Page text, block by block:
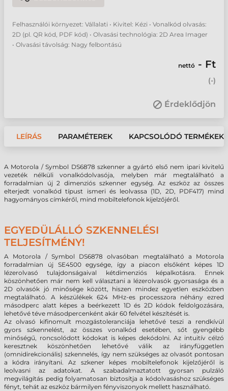
Felhasználói környezet: Vállalati • Kivitel: Kézi • Vonalkód olvasás:
2D (pl. QR kód, PDF kód) • Olvasási technológia: 2D Area Imager
• Olvasási távolság: Nagy felbontású
nettó - Ft
(-)
Érdeklődjön
LEÍRÁS PARAMÉTEREK KAPCSOLÓDÓ TERMÉKEK
A Motorola / Symbol DS6878 szkenner a gyártó első nem ipari kivitelű
vezeték nélküli vonalkódolvasója, melyben már megtalálható a
forradalmian új 2 dimenziós szkenner egység. Az eszköz az összes
elterjedt vonalkód típust ismeri és leolvassa (1D, 2D, PDF417) mind
hagyományos címkéről, mind mobiltelefonok kijelzőjéről.
EGYEDÜLÁLLÓ SZKENNELÉSI
TELJESÍTMÉNY!
A Motorola / Symbol DS6878 olvasóban megtalálható a Motorola
forradalmian új SE4500 egysége, így a piacon elsőként képes 1D
lézerolvasó tulajdonságaival kétdimenziós képalkotásra. Ennek
köszönhetően már nem kell választani a lézerolvasók gyorsasága és a
2D olvasók jó minősége között, hiszen mindez egyetlen eszközben
megtalálható. A készülékek 624 MHz-es processzora néhány ezred
másodperc alatt képes a beérkezett 1D és 2D kódok feldolgozására,
lehetővé téve másodpercenként akár 60 felvétel készítését is.
Az olvasó kifinomult mozgástoleranciája lehetővé teszi a rendkívül
gyors szkennelést, az összes vonalkód esetében, sőt gyengébb
minőségű, roncsolódott kódokat is képes dekódolni. Az intuitív célzó
keresztnek köszönhetően lehetővé válik az irányfüggetlen
(omnidirekcionális) szkennelés, így nem szükséges az olvasót pontosan
a kódra irányítani. Az szkener képes mobiltelefonok kijelzőjéről is
leolvasni az adatokat. A szabadalmaztatott gyorsan pulzáló
megvilágítás pedig folyamatosan biztosítja a kódolvasáshoz szükséges
fényt, tehát az eszköz bármilyen fényviszonyok mellett használható.